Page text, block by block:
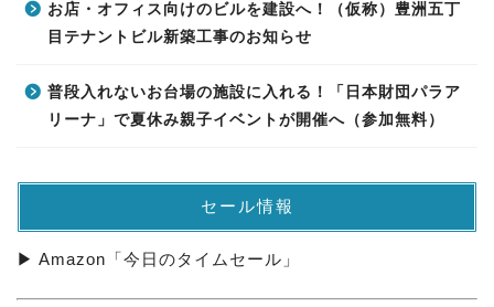
お店・オフィス向けのビルを建設へ！（仮称）豊洲五丁
目テナントビル新築工事のお知らせ
普段入れないお台場の施設に入れる！「日本財団パラア
リーナ」で夏休み親子イベントが開催へ（参加無料）
セール情報
▶ Amazon「今日のタイムセール」